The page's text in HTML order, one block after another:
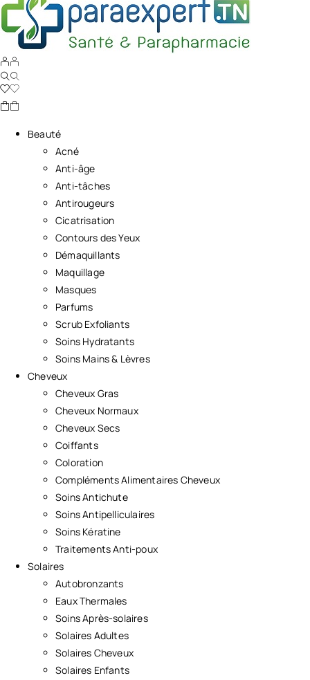
Beauté
Acné
Anti-âge
Anti-tâches
Antirougeurs
Cicatrisation
Contours des Yeux
Démaquillants
Maquillage
Masques
Parfums
Scrub Exfoliants
Soins Hydratants
Soins Mains & Lèvres
Cheveux
Cheveux Gras
Cheveux Normaux
Cheveux Secs
Coiffants
Coloration
Compléments Alimentaires Cheveux
Soins Antichute
Soins Antipelliculaires
Soins Kératine
Traitements Anti-poux
Solaires
Autobronzants
Eaux Thermales
Soins Après-solaires
Solaires Adultes
Solaires Cheveux
Solaires Enfants